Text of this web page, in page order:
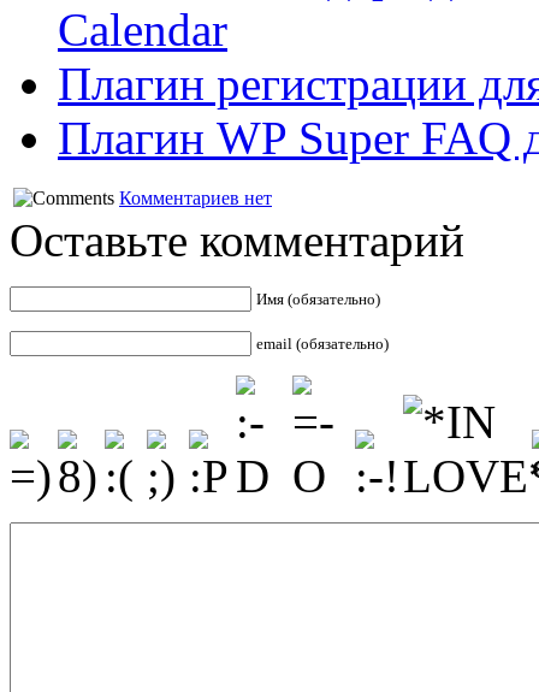
Calendar
Плагин регистрации
Плагин WP Super FAQ
Комментариев нет
Оставьте комментарий
Имя (обязательно)
email (обязательно)